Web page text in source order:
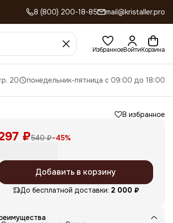
8 (800) 200-18-85 mail@kristaller.pro
ИзбранноеВойтиКорзина
20 понедельник-пятница с 09:00 до 18:00
В избранное
₽540 ₽−45%
Добавить в корзину
До бесплатной доставки: 2 000 ₽